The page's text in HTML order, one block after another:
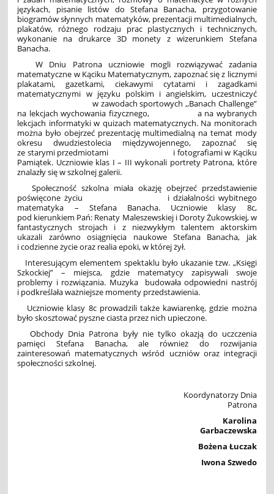
językach, pisanie listów do Stefana Banacha, przygotowanie
biogramów słynnych matematyków, prezentacji multimedialnych,
plakatów, różnego rodzaju prac plastycznych i technicznych,
wykonanie na drukarce 3D monety z wizerunkiem Stefana
Banacha.
W Dniu Patrona uczniowie mogli rozwiązywać zadania
matematyczne w Kąciku Matematycznym, zapoznać się z licznymi
plakatami, gazetkami, ciekawymi cytatami i zagadkami
matematycznymi w języku polskim i angielskim, uczestniczyć
w zawodach sportowych ,,Banach Challenge”
na lekcjach wychowania fizycznego, a na wybranych
lekcjach informatyki w quizach matematycznych. Na monitorach
można było obejrzeć prezentację multimedialną na temat mody
okresu dwudziestolecia międzywojennego, zapoznać się
ze starymi przedmiotami i fotografiami w Kąciku
Pamiątek. Uczniowie klas I – III wykonali portrety Patrona, które
znalazły się w szkolnej galerii.
Społeczność szkolna miała okazję obejrzeć przedstawienie
poświęcone życiu i działalności wybitnego
matematyka – Stefana Banacha. Uczniowie klasy 8c,
pod kierunkiem Pań: Renaty Maleszewskiej i Doroty Żukowskiej, w
fantastycznych strojach i z niezwykłym talentem aktorskim
ukazali zarówno osiągnięcia naukowe Stefana Banacha, jak
i codzienne życie oraz realia epoki, w której żył.
Interesującym elementem spektaklu było ukazanie tzw. „Księgi
Szkockiej” – miejsca, gdzie matematycy zapisywali swoje
problemy i rozwiązania. Muzyka budowała odpowiedni nastrój
i podkreślała ważniejsze momenty przedstawienia.
Uczniowie klasy 8c prowadzili także kawiarenkę, gdzie można
było skosztować pyszne ciasta przez nich upieczone.
Obchody Dnia Patrona były nie tylko okazją do uczczenia
pamięci Stefana Banacha, ale również do rozwijania
zainteresowań matematycznych wśród uczniów oraz integracji
społeczności szkolnej.
Koordynatorzy Dnia
Patrona
Karolina
Garbaczewska
Bożena Łuczak
Iwona Szwedo